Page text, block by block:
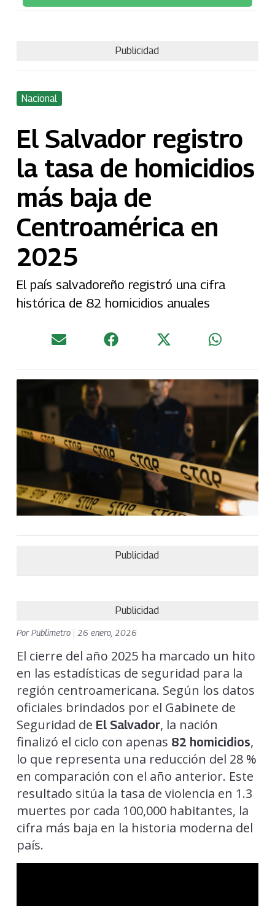
Publicidad
Nacional
El Salvador registro
la tasa de homicidios
más baja de
Centroamérica en
2025
El país salvadoreño registró una cifra
histórica de 82 homicidios anuales
Publicidad
Publicidad
PorPublimetro 26 enero, 2026
El cierre del año 2025 ha marcado un hito
en las estadísticas de seguridad para la
región centroamericana. Según los datos
oficiales brindados por el Gabinete de
Seguridad de El Salvador, la nación
finalizó el ciclo con apenas 82 homicidios,
lo que representa una reducción del 28 %
en comparación con el año anterior. Este
resultado sitúa la tasa de violencia en 1.3
muertes por cada 100,000 habitantes, la
cifra más baja en la historia moderna del
país.